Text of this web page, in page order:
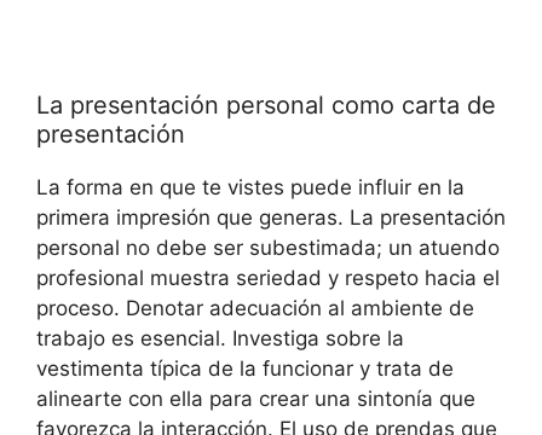
La presentación⁣ personal como carta de
presentación
La forma en que te ⁤vistes puede influir en la
primera‍ impresión que ⁣generas. La presentación
personal no debe​ ser subestimada; un atuendo⁢
profesional⁢ muestra ‍seriedad y ‍respeto hacia el
proceso.⁤ Denotar adecuación al⁣ ambiente ​de
⁢trabajo es esencial. Investiga sobre la
vestimenta típica de la⁣ funcionar y trata de
‍alinearte con ella para crear una sintonía ​que
favorezca la interacción. El uso ⁤de ⁢prendas que